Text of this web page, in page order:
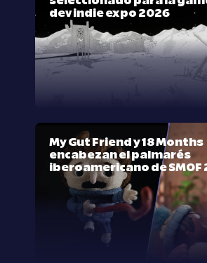
dev indie expo 2026
My Gut Friend y 18 Months
encabezan el palmarés
iberoamericano de SMOF